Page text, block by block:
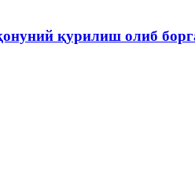
қурилиш олиб